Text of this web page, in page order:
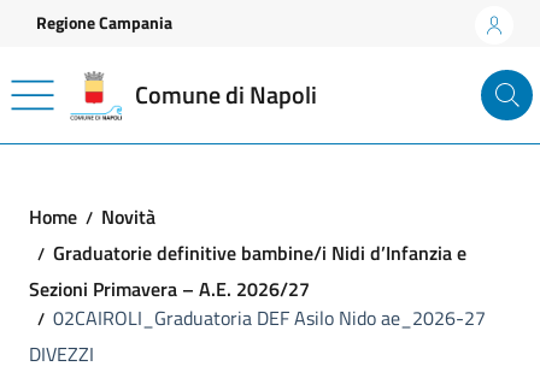
Vai ai contenuti
Vai al footer
Regione Campania
Comune di Napoli
Home
Novità
Graduatorie definitive bambine/i Nidi d’Infanzia e
Sezioni Primavera – A.E. 2026/27
02CAIROLI_Graduatoria DEF Asilo Nido ae_2026-27
DIVEZZI